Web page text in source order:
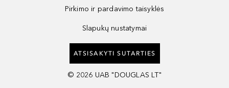
Pirkimo ir pardavimo taisyklės
Slapukų nustatymai
ATSISAKYTI SUTARTIES
© 2026 UAB "DOUGLAS LT"